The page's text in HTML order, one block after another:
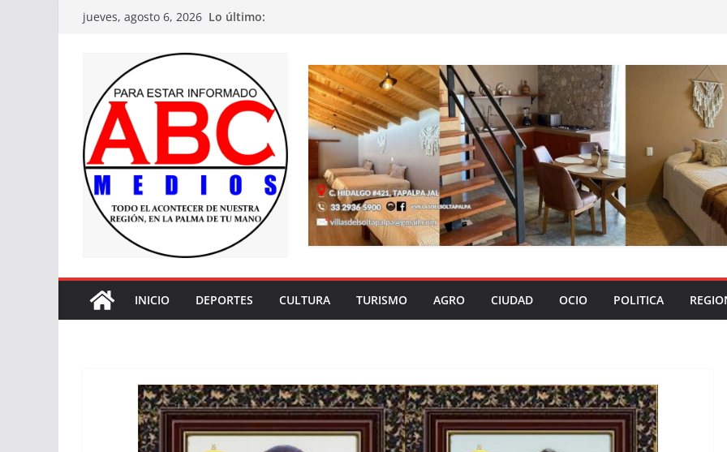
Saltarjueves, agosto 6, 2026 Lo último:
INICIO DEPORTES CULTURA TURISMO AGRO CIUDAD OCIO POLITICA